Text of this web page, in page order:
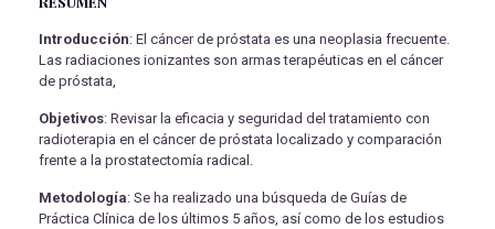
Introducción: El cáncer de próstata es una neoplasia frecuente.
Las radiaciones ionizantes son armas terapéuticas en el cáncer
de próstata,
Objetivos: Revisar la eficacia y seguridad del tratamiento con
radioterapia en el cáncer de próstata localizado y comparación
frente a la prostatectomía radical.
Metodología: Se ha realizado una búsqueda de Guías de
Práctica Clínica de los últimos 5 años, así como de los estudios